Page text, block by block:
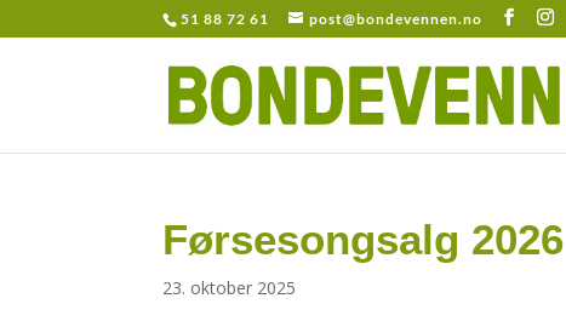
51 88 72 61 post@bondevennen.no
Førsesongsalg 2026
23. oktober 2025